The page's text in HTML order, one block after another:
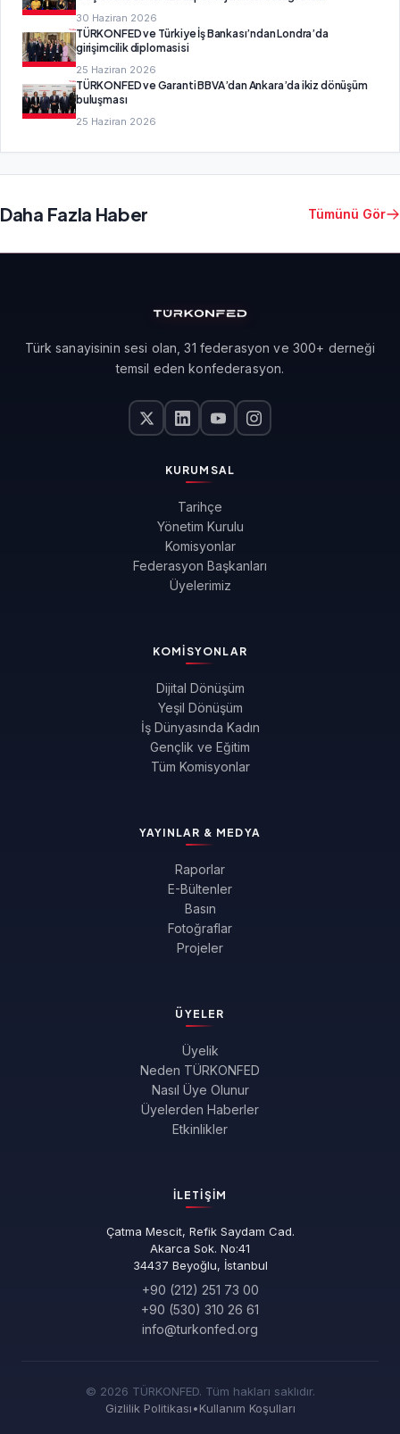
30 Haziran 2026
TÜRKONFED ve Türkiye İş Bankası’ndan Londra’da
girişimcilik diplomasisi
25 Haziran 2026
TÜRKONFED ve Garanti BBVA’dan Ankara’da ikiz dönüşüm
buluşması
25 Haziran 2026
Daha Fazla Haber Tümünü Gör
Türk sanayisinin sesi olan, 31 federasyon ve 300+ derneği
temsil eden konfederasyon.
KURUMSAL
Tarihçe
Yönetim Kurulu
Komisyonlar
Federasyon Başkanları
Üyelerimiz
KOMISYONLAR
Dijital Dönüşüm
Yeşil Dönüşüm
İş Dünyasında Kadın
Gençlik ve Eğitim
Tüm Komisyonlar
YAYINLAR & MEDYA
Raporlar
E-Bültenler
Basın
Fotoğraflar
Projeler
ÜYELER
Üyelik
Neden TÜRKONFED
Nasıl Üye Olunur
Üyelerden Haberler
Etkinlikler
İLETIŞIM
Çatma Mescit, Refik Saydam Cad.
Akarca Sok. No:41
34437 Beyoğlu, İstanbul
+90 (212) 251 73 00
+90 (530) 310 26 61
info@turkonfed.org
© 2026 TÜRKONFED. Tüm hakları saklıdır.
Gizlilik Politikası•Kullanım Koşulları